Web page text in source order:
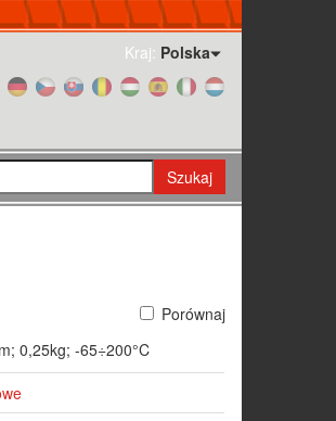
Kraj: Polska
Szukaj
Porównaj
0,25kg; -65÷200°C